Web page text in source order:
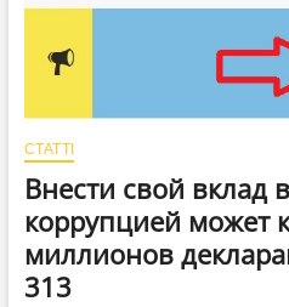
СТАТТІ
Внести свой вклад
коррупцией может
миллионов
313